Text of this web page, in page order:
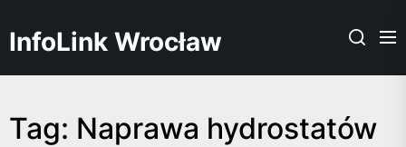
to
the
content
InfoLink Wrocław
Tag: Naprawa hydrostatów